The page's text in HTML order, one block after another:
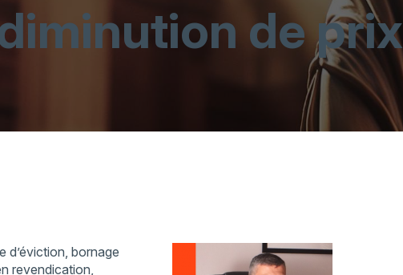
de prix
d’éviction, bornage
revendication,